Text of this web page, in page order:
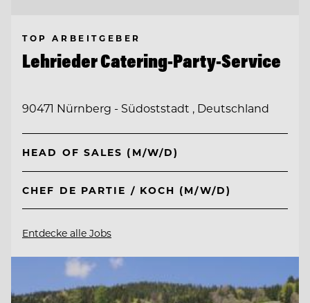
TOP ARBEITGEBER
Lehrieder Catering-Party-Service
90471 Nürnberg - Südoststadt , Deutschland
HEAD OF SALES (M/W/D)
CHEF DE PARTIE / KOCH (M/W/D)
Entdecke alle Jobs